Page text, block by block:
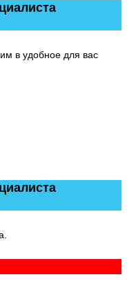
в удобное для вас